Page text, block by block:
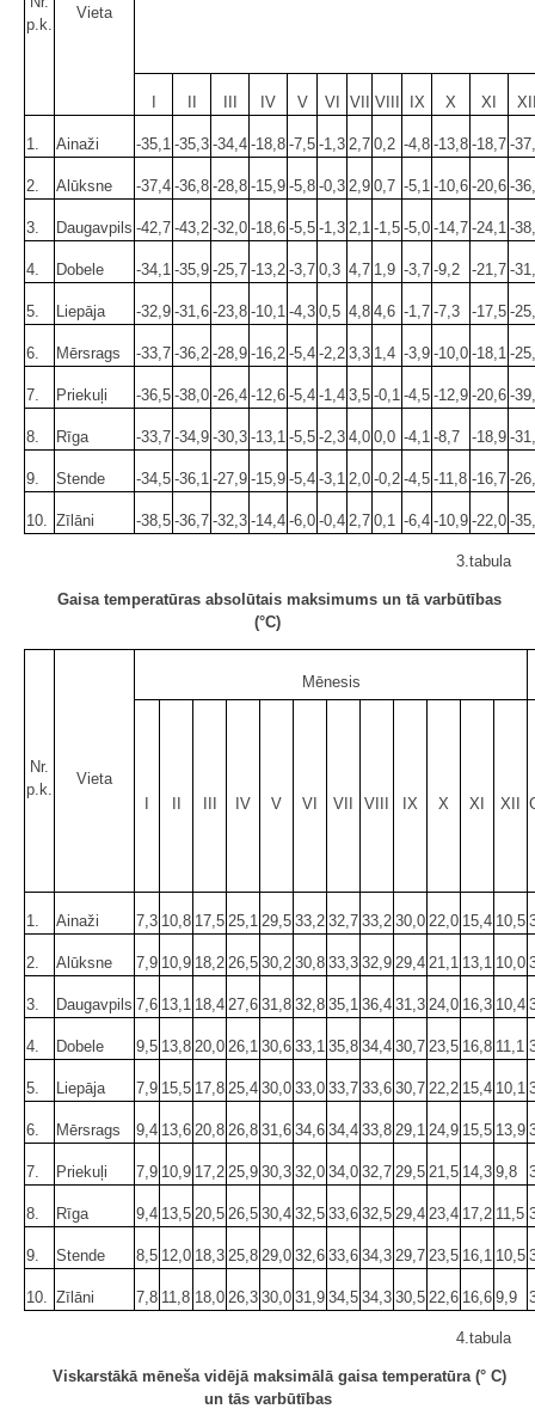
p.k.
Vieta
IV V VI VII VIII IX X XI
1. Ainaži -35,1 -35,3 -34,4 -18,8 -7,5 -1,3 2,7 0,2 -4,8 -13,8 -18,7 -
2. Alūksne -37,4 -36,8 -28,8 -15,9 -5,8 -0,3 2,9 0,7 -5,1 -10,6 -20,6 -
3. Daugavpils -42,7 -43,2 -32,0 -18,6 -5,5 -1,3 2,1 -1,5 -5,0 -14,7 -24,1 -
4. Dobele -34,1 -35,9 -25,7 -13,2 -3,7 0,3 4,7 1,9 -3,7 -9,2 -21,7 -
5. Liepāja -32,9 -31,6 -23,8 -10,1 -4,3 0,5 4,8 4,6 -1,7 -7,3 -17,5 -
6. Mērsrags -33,7 -36,2 -28,9 -16,2 -5,4 -2,2 3,3 1,4 -3,9 -10,0 -18,1 -
7. Priekuļi -36,5 -38,0 -26,4 -12,6 -5,4 -1,4 3,5 -0,1 -4,5 -12,9 -20,6 -
8. Rīga -33,7 -34,9 -30,3 -13,1 -5,5 -2,3 4,0 0,0 -4,1 -8,7 -18,9 -
9. Stende -34,5 -36,1 -27,9 -15,9 -5,4 -3,1 2,0 -0,2 -4,5 -11,8 -16,7 -
10. Zīlāni -38,5 -36,7 -32,3 -14,4 -6,0 -0,4 2,7 0,1 -6,4 -10,9 -22,0 -
3.tabula
Gaisa temperatūras absolūtais maksimums un tā varbūtības
(°C)
Nr.
p.k.
Vieta
Mēnesis
IV V VI VII VIII IX X XI XII
1. Ainaži 7,3 10,8 17,5 25,1 29,5 33,2 32,7 33,2 30,0 22,0 15,4 10,5
2. Alūksne 7,9 10,9 18,2 26,5 30,2 30,8 33,3 32,9 29,4 21,1 13,1 10,0
3. Daugavpils 7,6 13,1 18,4 27,6 31,8 32,8 35,1 36,4 31,3 24,0 16,3 10,4
4. Dobele 9,5 13,8 20,0 26,1 30,6 33,1 35,8 34,4 30,7 23,5 16,8 11,1
5. Liepāja 7,9 15,5 17,8 25,4 30,0 33,0 33,7 33,6 30,7 22,2 15,4 10,1
6. Mērsrags 9,4 13,6 20,8 26,8 31,6 34,6 34,4 33,8 29,1 24,9 15,5 13,9
7. Priekuļi 7,9 10,9 17,2 25,9 30,3 32,0 34,0 32,7 29,5 21,5 14,3 9,8
8. Rīga 9,4 13,5 20,5 26,5 30,4 32,5 33,6 32,5 29,4 23,4 17,2 11,5
9. Stende 8,5 12,0 18,3 25,8 29,0 32,6 33,6 34,3 29,7 23,5 16,1 10,5
10. Zīlāni 7,8 11,8 18,0 26,3 30,0 31,9 34,5 34,3 30,5 22,6 16,6 9,9
4.tabula
Viskarstākā mēneša vidējā maksimālā gaisa temperatūra (° C)
un tās varbūtības